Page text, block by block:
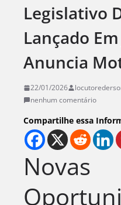
Legislativo
Lançado
Anuncia
22/01/2026
nenhum comentário
Compartilhe essa
Novas